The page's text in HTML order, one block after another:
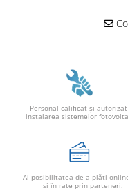
Accesorii cabluri
Alte accesorii
Folie avertizoare
Papuci si mufe
Cabluri coaxiale TV
Personal calificat şi
instalarea sistemelor
Ai posibilitatea de a plăti
şi în rate prin parteneri.